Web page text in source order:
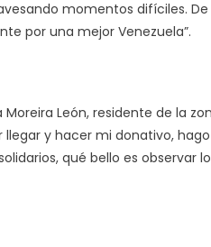
momentos difíciles.
por una mejor Venezuela”.
León, residente de la
y hacer mi donativo,
qué bello es